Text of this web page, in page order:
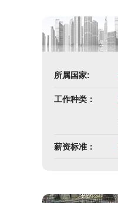
所属国家:
工作种类：
薪资标准：